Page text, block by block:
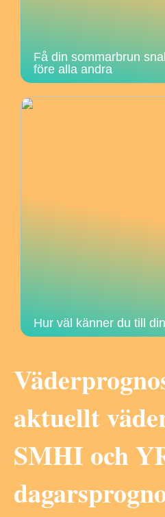
Få din sommarbrun
före alla andra
Hur väl känner du till
aktuellt
SMHI och